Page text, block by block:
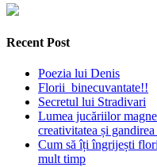
Recent Post
Poezia lui Denis
Florii binecuvantate!!
Secretul lui Stradivari
Lumea jucăriilor
creativitatea și
Cum să îți îngrijești
mult timp